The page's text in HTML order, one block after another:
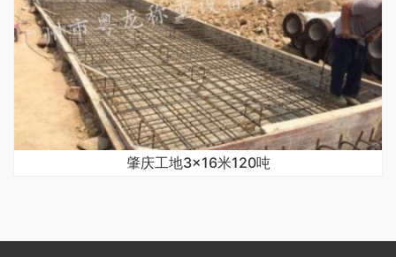
肇庆工地3×16米120吨